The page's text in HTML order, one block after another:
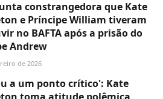
constrangedora que Kate
e Príncipe William tiveram
no BAFTA após a prisão do
Andrew
de 2026
a um ponto crítico': Kate